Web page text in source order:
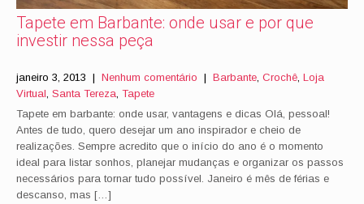
Tapete em Barbante: onde usar e por que
investir nessa peça
janeiro 3, 2013 | Nenhum comentário | Barbante Crochê Loja
Virtual Santa Tereza Tapete
Tapete em barbante: onde usar, vantagens e dicas Olá, pessoal!
Antes de tudo, quero desejar um ano inspirador e cheio de
realizações. Sempre acredito que o início do ano é o momento
ideal para listar sonhos, planejar mudanças e organizar os passos
necessários para tornar tudo possível. Janeiro é mês de férias e
descanso, mas […]